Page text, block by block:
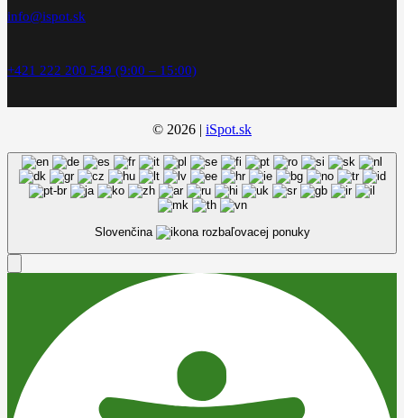
info@ispot.sk
+421 222 200 549 (9:00 – 15:00)
© 2026 | iSpot.sk
Slovenčina